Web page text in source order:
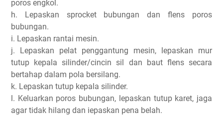
poros engkol.
h. Lepaskan sprocket bubungan dan flens poros
bubungan.
i. Lepaskan rantai mesin.
j. Lepaskan pelat penggantung mesin, lepaskan mur
tutup kepala silinder/cincin sil dan baut flens secara
bertahap dalam pola bersilang.
k. Lepaskan tutup kepala silinder.
l. Keluarkan poros bubungan, lepaskan tutup karet, jaga
agar tidak hilang dan iepaskan pena belah.